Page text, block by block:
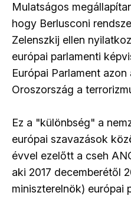
Mulatságos
hogy Berlusconi
Zelenszkij ellen
európai parlamenti
Európai Parlament
Oroszország a
Ez a "különbség" a
európai szavazások
évvel ezelőtt a cseh
aki 2017 decemberétől
miniszterelnök) európai